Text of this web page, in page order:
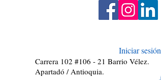
900811448-0
Carrera 102 #106 - 21 Barrio Vélez.
Apartadó / Antioquia.
Iniciar sesión